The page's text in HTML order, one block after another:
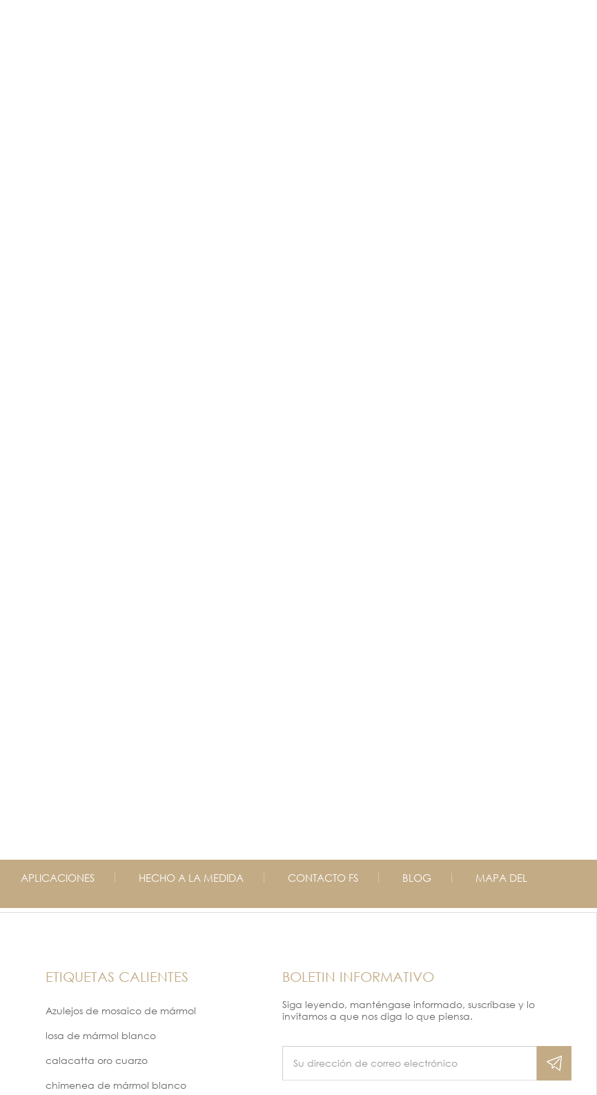
APLICACIONES HECHO A LA MEDIDA CONTACTO FS BLOG
MAPA DEL
ETIQUETAS CALIENTES
Azulejos de mosaico de mármol
losa de mármol blanco
calacatta oro cuarzo
chimenea de mármol blanco
BOLETIN INFORMATIVO
Siga leyendo, manténgase informado, suscríbase y lo
invitamos a que nos diga lo que piensa.